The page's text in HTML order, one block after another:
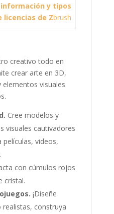
información y tipos
licencias de Zbrush
creativo todo en
crear arte en 3D,
visuales
Cree modelos y
visuales cautivadores
películas, videos,
con cúmulos rojos
cristal.
¡Diseñe
construya